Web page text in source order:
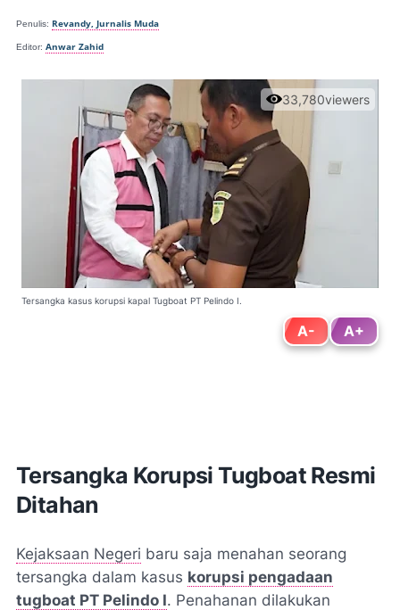
Penulis: Revandy, Jurnalis Muda
Editor: Anwar Zahid
Tersangka kasus korupsi kapal Tugboat PT Pelindo I.
A- A+
33,780viewers
Tersangka Korupsi Tugboat Resmi
Ditahan
Kejaksaan Negeri baru saja menahan seorang
tersangka dalam kasus korupsi pengadaan
tugboat PT Pelindo I. Penahanan dilakukan